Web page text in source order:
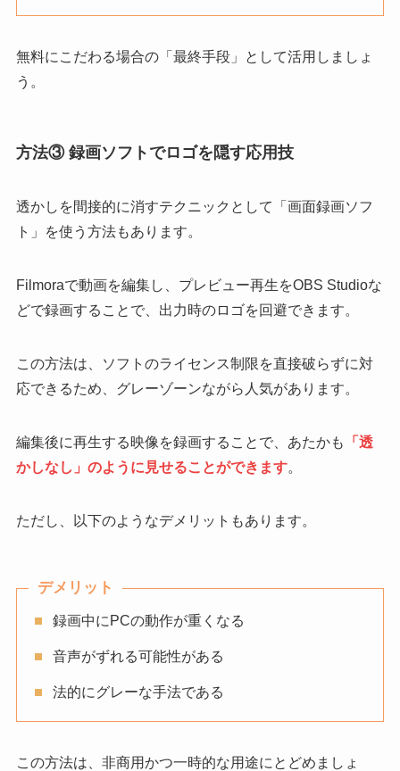
無料にこだわる場合の「最終手段」として活用しましょ
う。
方法③ 録画ソフトでロゴを隠す応用技
透かしを間接的に消すテクニックとして「画面録画ソフ
ト」を使う方法もあります。
Filmoraで動画を編集し、プレビュー再生をOBS Studioな
どで録画することで、出力時のロゴを回避できます。
この方法は、ソフトのライセンス制限を直接破らずに対
応できるため、グレーゾーンながら人気があります。
編集後に再生する映像を録画することで、あたかも
「透
かしなし」のように見せることができます。
ただし、以下のようなデメリットもあります。
デメリット
録画中にPCの動作が重くなる
音声がずれる可能性がある
法的にグレーな手法である
この方法は、非商用かつ一時的な用途にとどめましょ